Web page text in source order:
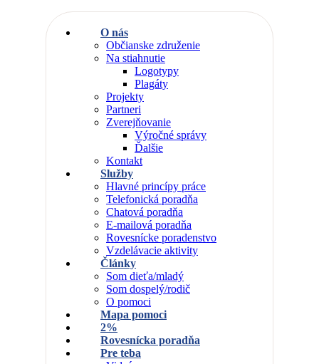
O nás
Občianske združenie
Na stiahnutie
Logotypy
Plagáty
Projekty
Partneri
Zverejňovanie
Výročné správy
Ďalšie
Kontakt
Služby
Hlavné princípy práce
Telefonická poradňa
Chatová poradňa
E-mailová poradňa
Rovesnícke poradenstvo
Vzdelávacie aktivity
Články
Som dieťa/mladý
Som dospelý/rodič
O pomoci
Mapa pomoci
2%
Rovesnícka poradňa
Pre teba